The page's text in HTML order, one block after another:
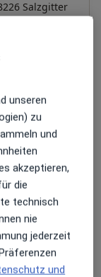
Salzgitter
neuen
unseren
zu
und
akzeptieren,
die
technisch
nie
jederzeit
und